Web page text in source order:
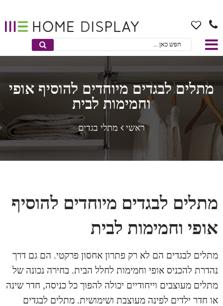
מתלים לבגדים מיוחדים להוסיף אופי
וחמימות לבית
ראשי מתלי בגדים
מתלים לבגדים מיוחדים להוסיף
אופי וחמימות לבית
מתלים לבגדים הם לא רק פתרון אחסון פרקטי. הם גם דרך
נהדרת להכניס אופי וחמימות לחלל הבית. בחירה נכונה של
מתלים מעוצבים וייחודיים יכולה להפוך כל כניסה, חדר שינה
או חדר ילדים לפינה מעוצבת ושימושית. מתלים לבגדים